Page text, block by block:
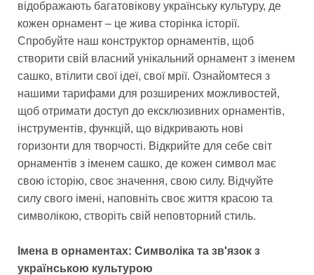
відображають багатовікову українську культуру, де
кожен орнамент – це жива сторінка історії.
Спробуйте наш конструктор орнаментів, щоб
створити свій власний унікальний орнамент з іменем
сашко, втілити свої ідеї, свої мрії. Ознайомтеся з
нашими тарифами для розширених можливостей,
щоб отримати доступ до ексклюзивних орнаментів,
інструментів, функцій, що відкривають нові
горизонти для творчості. Відкрийте для себе світ
орнаментів з іменем сашко, де кожен символ має
свою історію, своє значення, свою силу. Відчуйте
силу свого імені, наповніть своє життя красою та
символікою, створіть свій неповторний стиль.
Імена в орнаментах: Символіка та зв'язок з
українською культурою